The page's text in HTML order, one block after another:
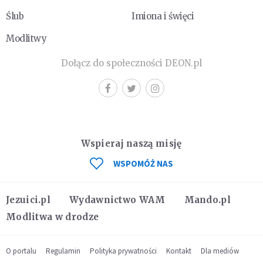
Ślub
Imiona i święci
Modlitwy
Dołącz do społeczności DEON.pl
Jezuici.pl Wydawnictwo WAM
Mando.pl
Modlitwa w drodze
Wspieraj naszą misję
WSPOMÓŻ NAS
O portalu Regulamin Polityka prywatności Kontakt Dla mediów